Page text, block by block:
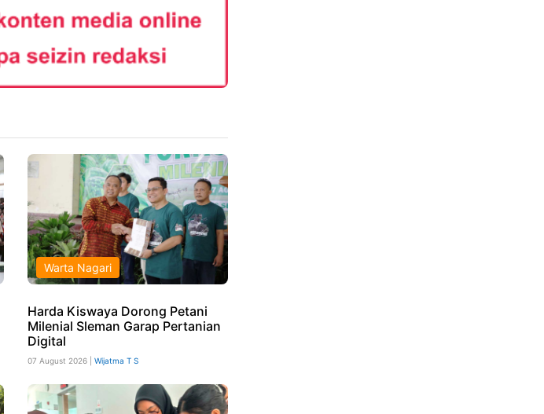
Warta Nagari
Harda Kiswaya Dorong Petani
Milenial Sleman Garap Pertanian
Digital
07 August 2026 | Wijatma T S